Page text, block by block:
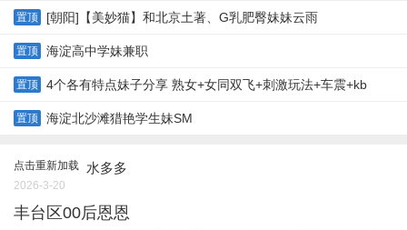
置顶 [朝阳]【美妙猫】和北京土著、G乳肥臀妹妹云雨
置顶 海淀高中学妹兼职
置顶 4个各有特点妹子分享 熟女+女同双飞+刺激玩法+车震+kb
置顶 海淀北沙滩猎艳学生妹SM
点击重新加载 水多多
2026-3-20
丰台区00后恩恩